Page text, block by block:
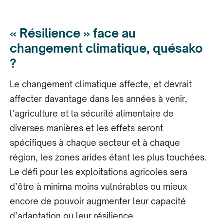
« Résilience » face au
changement climatique, quésako
?
Le changement climatique affecte, et devrait
affecter davantage dans les années à venir,
l’agriculture et la sécurité alimentaire de
diverses manières et les effets seront
spécifiques à chaque secteur et à chaque
région, les zones arides étant les plus touchées.
Le défi pour les exploitations agricoles sera
d’être à minima moins vulnérables ou mieux
encore de pouvoir augmenter leur capacité
d’adaptation ou leur résilience.